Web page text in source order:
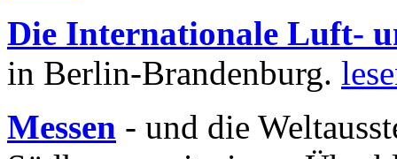
Die Internationale Luft-
in Berlin-Brandenburg.
Messen - und die